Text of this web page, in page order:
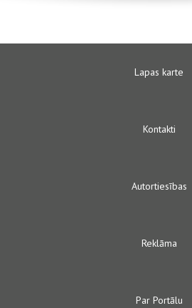
Lapas karte
Kontakti
Autortiesības
Reklāma
Par Portālu